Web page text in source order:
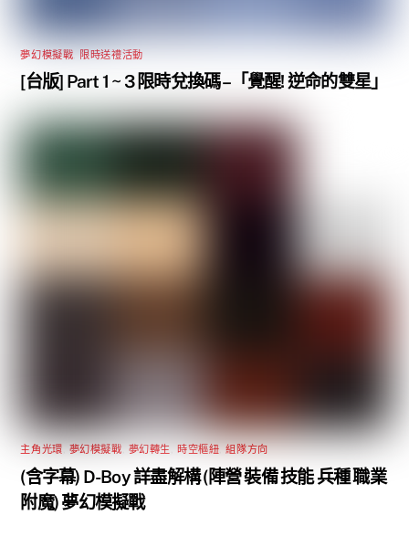
夢幻模擬戰 限時送禮活動
[台版] Part 1 ~ 3 限時兌換碼 –「覺醒! 逆命的雙星」
主角光環 夢幻模擬戰 夢幻轉生 時空樞紐 ,組隊方向
(含字幕) D-Boy 詳盡解構 (陣營 裝備 技能 兵種 職業
附魔) 夢幻模擬戰